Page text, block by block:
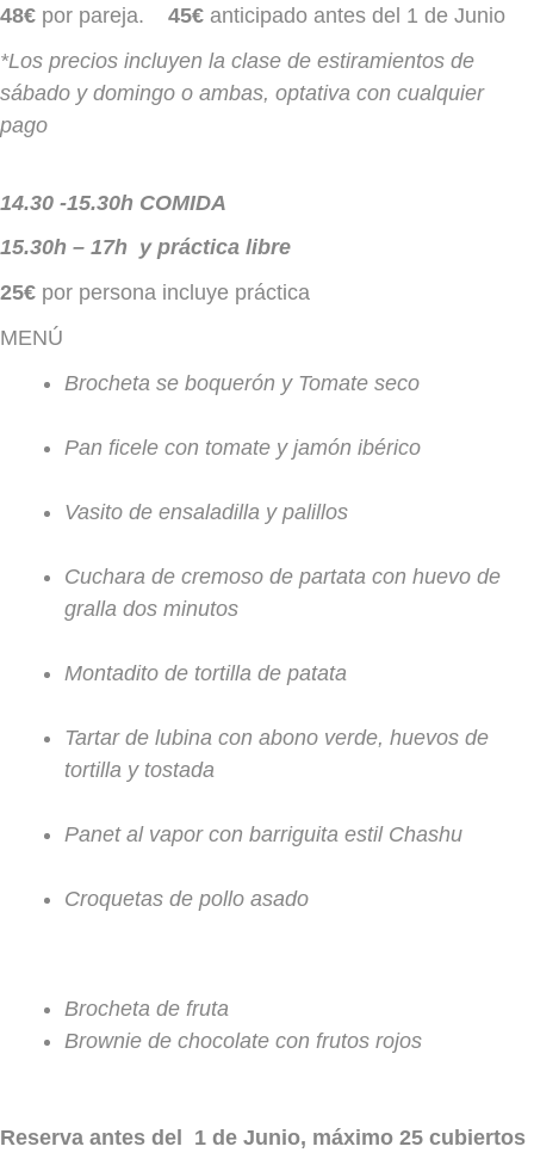
48€ por pareja. 45€ anticipado antes del 1 de Junio
*Los precios incluyen la clase de estiramientos de
sábado y domingo o ambas, optativa con cualquier
pago
14.30 -15.30h COMIDA
15.30h – 17h y práctica libre
25€ por persona incluye práctica
MENÚ
Brocheta se boquerón y Tomate seco
Pan ficele con tomate y jamón ibérico
Vasito de ensaladilla y palillos
Cuchara de cremoso de partata con huevo de
gralla dos minutos
Montadito de tortilla de patata
Tartar de lubina con abono verde, huevos de
tortilla y tostada
Panet al vapor con barriguita estil Chashu
Croquetas de pollo asado
Brocheta de fruta
Brownie de chocolate con frutos rojos
Reserva antes del 1 de Junio, máximo 25 cubiertos